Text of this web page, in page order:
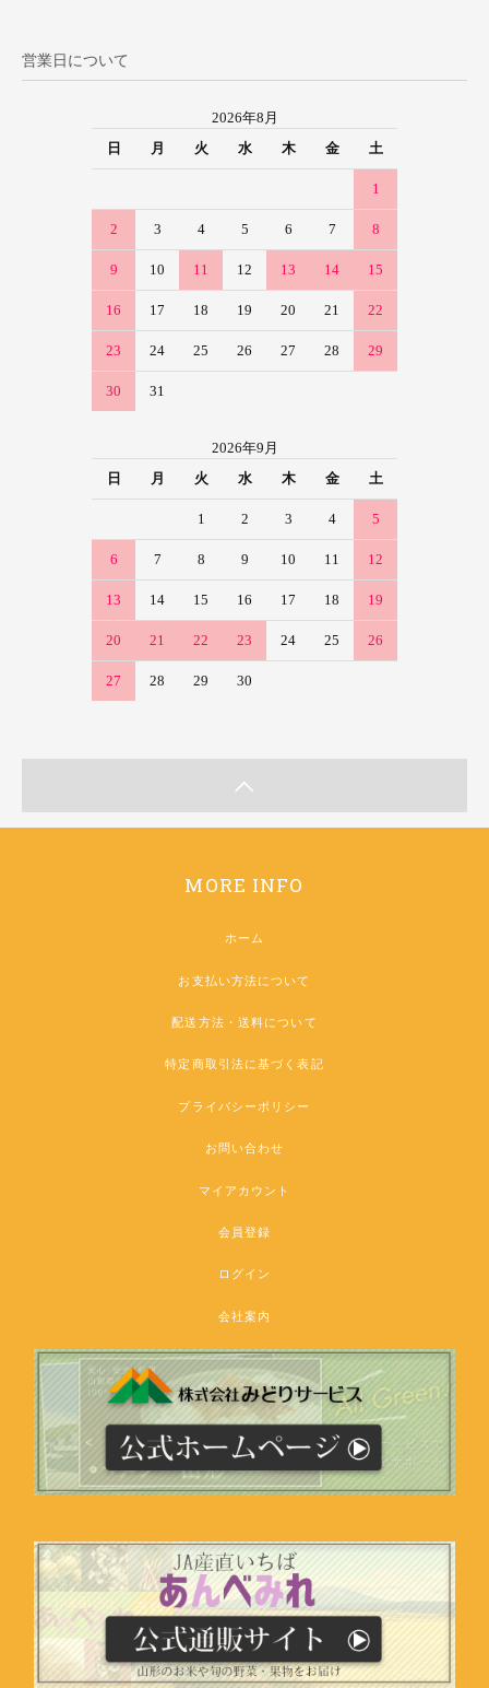
営業日について
2026年8月
日
月 火 水 木 金 土
1
2 3 4 5 6 7 8
9 10 11 12 13 14 15
16 17 18 19 20 21 22
23 24 25 26 27 28 29
30 31
2026年9月
日
月 火 水 木 金 土
1 2 3 4 5
6 7 8 9 10 11 12
13 14 15 16 17 18 19
20 21 22 23 24 25 26
27 28 29 30
MORE INFO
ホーム
お支払い方法について
配送方法・送料について
特定商取引法に基づく表記
プライバシーポリシー
お問い合わせ
マイアカウント
会員登録
ログイン
会社案内